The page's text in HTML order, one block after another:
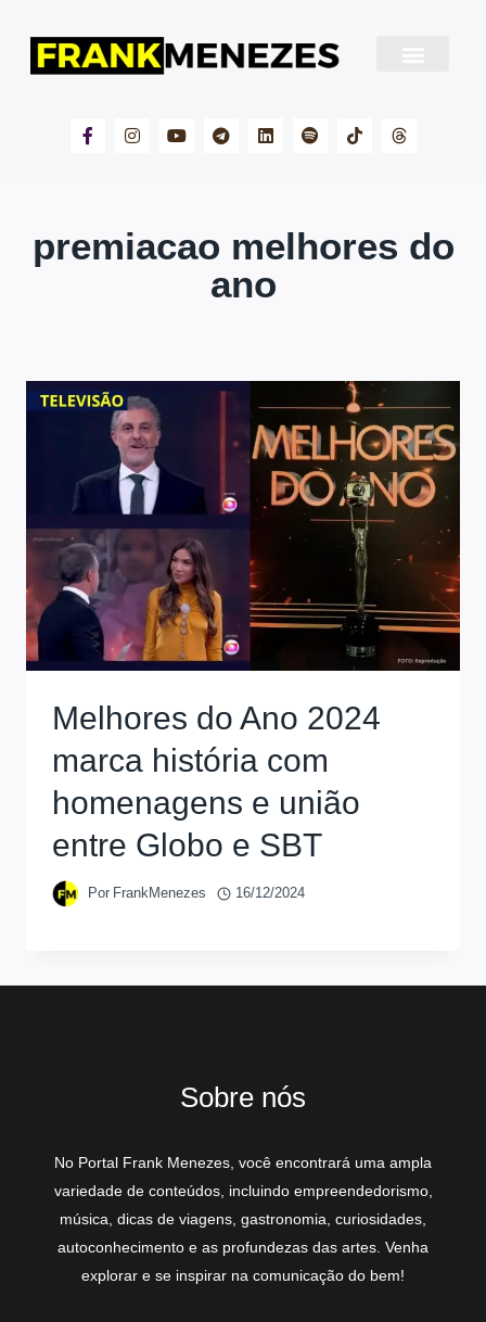
premiacao melhores do
ano
Melhores do Ano 2024
marca história com
homenagens e união
entre Globo e SBT
Por FrankMenezes 16/12/2024
Sobre nós
No Portal Frank Menezes, você encontrará uma ampla
variedade de conteúdos, incluindo empreendedorismo,
música, dicas de viagens, gastronomia, curiosidades,
autoconhecimento e as profundezas das artes. Venha
explorar e se inspirar na comunicação do bem!